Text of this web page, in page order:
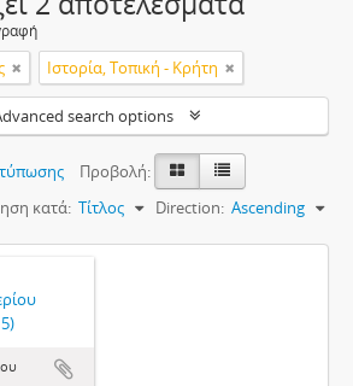
Ιστορία, Τοπική - Κρήτη
search options
Προβολή:
κατά: Τίτλος Direction: Ascending